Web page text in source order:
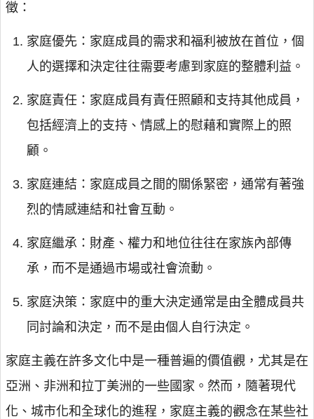
徵：
家庭優先：家庭成員的需求和福利被放在首位，個
人的選擇和決定往往需要考慮到家庭的整體利益。
家庭責任：家庭成員有責任照顧和支持其他成員，
包括經濟上的支持、情感上的慰藉和實際上的照
顧。
家庭連結：家庭成員之間的關係緊密，通常有著強
烈的情感連結和社會互動。
家庭繼承：財產、權力和地位往往在家族內部傳
承，而不是通過市場或社會流動。
家庭決策：家庭中的重大決定通常是由全體成員共
同討論和決定，而不是由個人自行決定。
家庭主義在許多文化中是一種普遍的價值觀，尤其是在
亞洲、非洲和拉丁美洲的一些國家。然而，隨著現代
化、城市化和全球化的進程，家庭主義的觀念在某些社